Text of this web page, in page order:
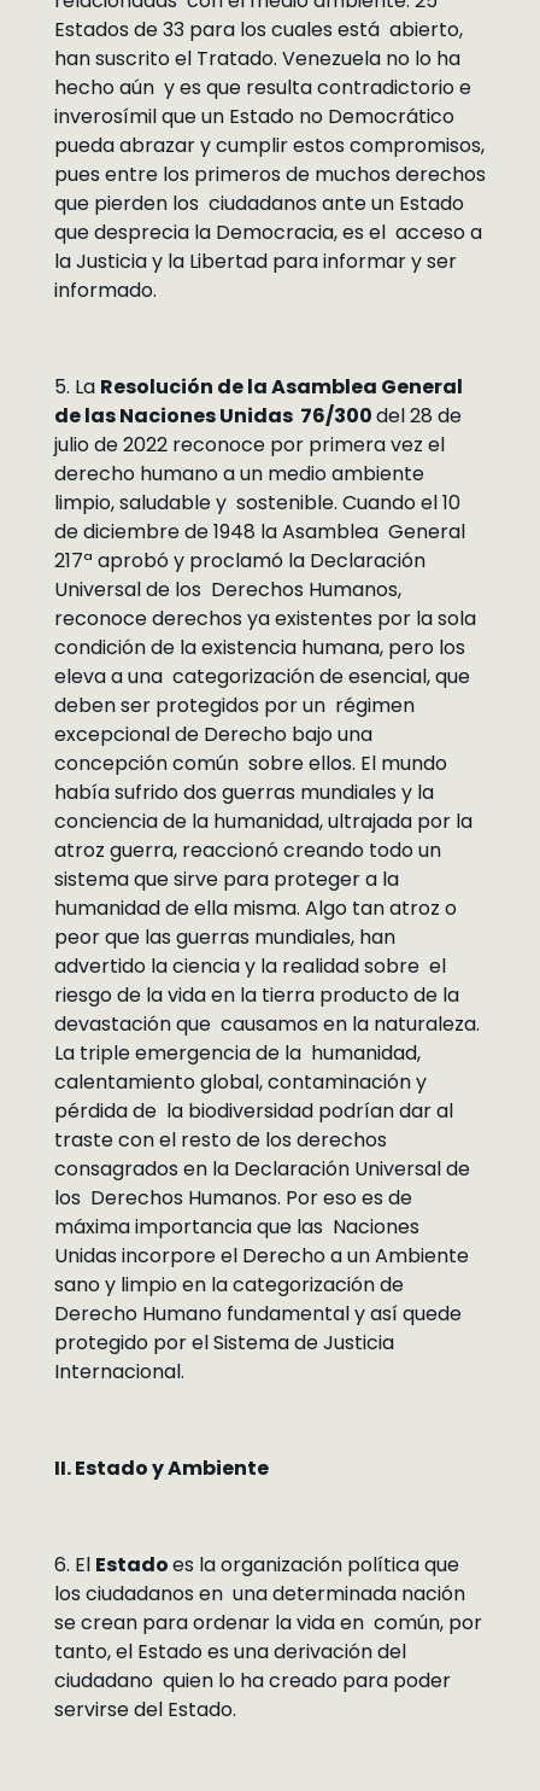
Estados de 33 para los cuales está abierto,
han suscrito el Tratado. Venezuela no lo ha
hecho aún y es que resulta contradictorio e
inverosímil que un Estado no Democrático
pueda abrazar y cumplir estos compromisos,
pues entre los primeros de muchos derechos
que pierden los ciudadanos ante un Estado
que desprecia la Democracia, es el acceso a
la Justicia y la Libertad para informar y ser
informado.
5. La Resolución de la Asamblea General
de las Naciones Unidas 76/300del 28 de
julio de 2022 reconoce por primera vez el
derecho humano a un medio ambiente
limpio, saludable y sostenible. Cuando el 10
de diciembre de 1948 la Asamblea General
217ª aprobó y proclamó la Declaración
Universal de los Derechos Humanos,
reconoce derechos ya existentes por la sola
condición de la existencia humana, pero los
eleva a una categorización de esencial, que
deben ser protegidos por un régimen
excepcional de Derecho bajo una
concepción común sobre ellos. El mundo
había sufrido dos guerras mundiales y la
conciencia de la humanidad, ultrajada por la
atroz guerra, reaccionó creando todo un
sistema que sirve para proteger a la
humanidad de ella misma. Algo tan atroz o
peor que las guerras mundiales, han
advertido la ciencia y la realidad sobre el
riesgo de la vida en la tierra producto de la
devastación que causamos en la naturaleza.
La triple emergencia de la humanidad,
calentamiento global, contaminación y
pérdida de la biodiversidad podrían dar al
traste con el resto de los derechos
consagrados en la Declaración Universal de
los Derechos Humanos. Por eso es de
máxima importancia que las Naciones
Unidas incorpore el Derecho a un Ambiente
sano y limpio en la categorización de
Derecho Humano fundamental y así quede
protegido por el Sistema de Justicia
Internacional.
II. Estado y Ambiente
6. El Estadoes la organización política que
los ciudadanos en una determinada nación
se crean para ordenar la vida en común, por
tanto, el Estado es una derivación del
ciudadano quien lo ha creado para poder
servirse del Estado.